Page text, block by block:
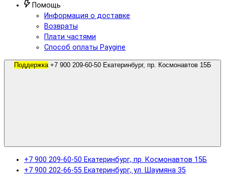
Помощь
Информация о доставке
Возвраты
Плати частями
Способ оплаты Paygine
Поддержка
+7 900 209-60-50 Екатеринбург, пр. Космонавтов 15Б
+7 900 202-66-55 Екатеринбург, ул. Шаумяна 35